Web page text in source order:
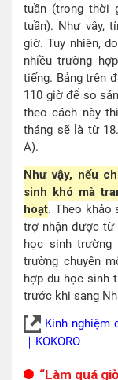
tuần (trong thời
tuần). Như vậy,
giờ. Tuy nhiên,
nhiều trường
tiếng. Bảng trên
110 giờ để so
theo cách này
tháng sẽ là từ
A).
Như vậy, nếu
sinh khó mà
hoạt. Theo khảo
trợ nhận được từ
học sinh trường
trường chuyên
hợp du học sinh
trước khi sang
Kinh nghiệm
｜KOKORO
“Làm quá